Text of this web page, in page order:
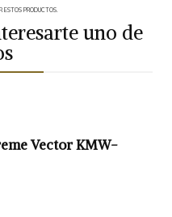
ESTOS PRODUCTOS.
uno de
Vector KMW-